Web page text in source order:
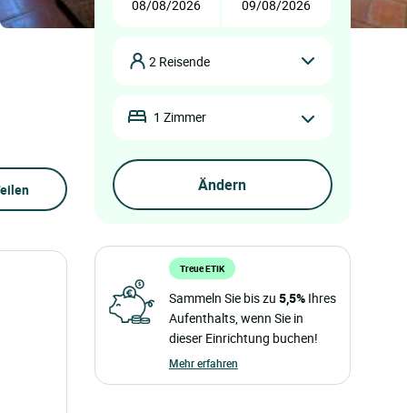
2 Reisende
1 Zimmer
Treue ETIK
Sammeln Sie bis zu 5,5%Ihres
Aufenthalts, wenn Sie in
dieser Einrichtung buchen!
Mehr erfahren